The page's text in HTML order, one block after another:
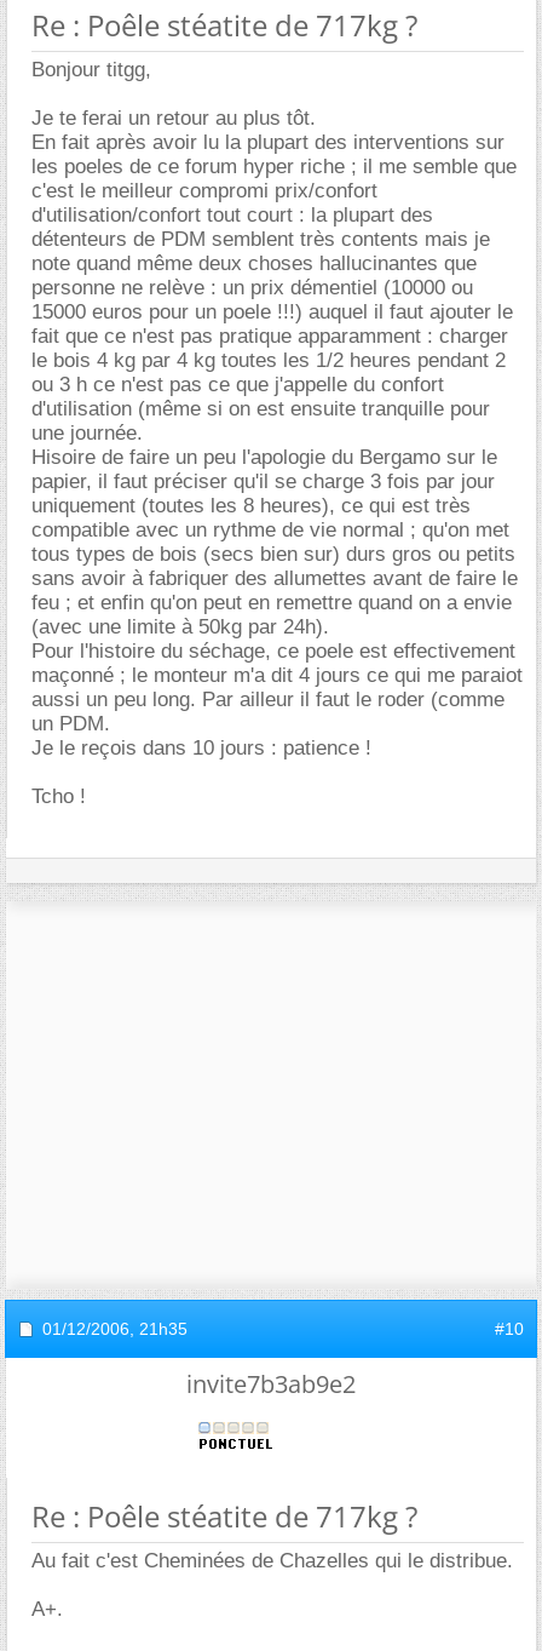
Re : Poêle stéatite de 717kg ?
Bonjour titgg,
Je te ferai un retour au plus tôt.
En fait après avoir lu la plupart des interventions sur
les poeles de ce forum hyper riche ; il me semble que
c'est le meilleur compromi prix/confort
d'utilisation/confort tout court : la plupart des
détenteurs de PDM semblent très contents mais je
note quand même deux choses hallucinantes que
personne ne relève : un prix démentiel (10000 ou
15000 euros pour un poele !!!) auquel il faut ajouter le
fait que ce n'est pas pratique apparamment : charger
le bois 4 kg par 4 kg toutes les 1/2 heures pendant 2
ou 3 h ce n'est pas ce que j'appelle du confort
d'utilisation (même si on est ensuite tranquille pour
une journée.
Hisoire de faire un peu l'apologie du Bergamo sur le
papier, il faut préciser qu'il se charge 3 fois par jour
uniquement (toutes les 8 heures), ce qui est très
compatible avec un rythme de vie normal ; qu'on met
tous types de bois (secs bien sur) durs gros ou petits
sans avoir à fabriquer des allumettes avant de faire le
feu ; et enfin qu'on peut en remettre quand on a envie
(avec une limite à 50kg par 24h).
Pour l'histoire du séchage, ce poele est effectivement
maçonné ; le monteur m'a dit 4 jours ce qui me paraiot
aussi un peu long. Par ailleur il faut le roder (comme
un PDM.
Je le reçois dans 10 jours : patience !
Tcho !
01/12/2006, 21h35 #10
invite7b3ab9e2
Re : Poêle stéatite de 717kg ?
Au fait c'est Cheminées de Chazelles qui le distribue.
A+.